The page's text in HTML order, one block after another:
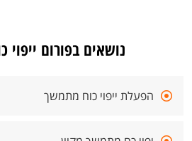
נושאים בפורום
הפעלת ייפוי כוח מתמשך